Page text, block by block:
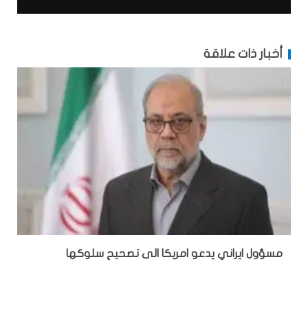
أخبار ذات علاقة
مسؤول ايراني يدعو امريكا الى تصحيح سلوكها